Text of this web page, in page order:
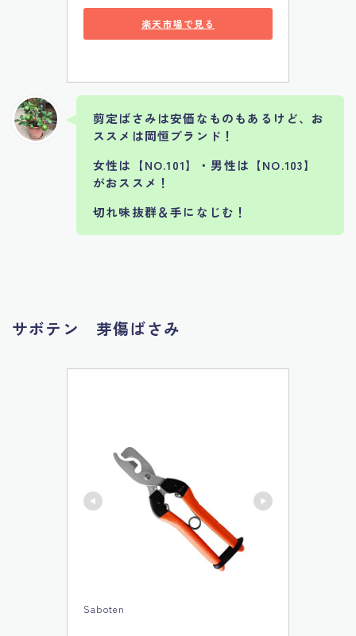
楽天市場で見る
剪定ばさみは安価なものもあるけど、お
ススメは岡恒ブランド！
女性は【NO.101】・男性は【NO.103】
がおススメ！
切れ味抜群＆手になじむ！
サボテン 芽傷ばさみ
Saboten